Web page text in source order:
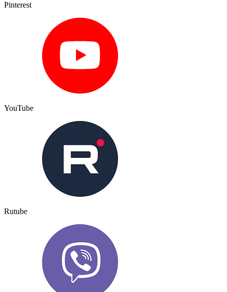
Pinterest
YouTube
Rutube